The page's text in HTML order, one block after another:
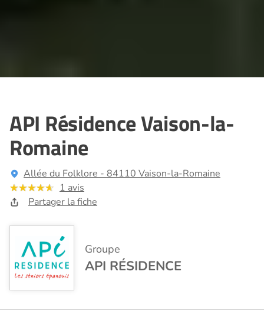
API Résidence Vaison-la-
Romaine
Allée du Folklore - 84110 Vaison-la-Romaine
1 avis
Partager la fiche
Groupe
API RÉSIDENCE